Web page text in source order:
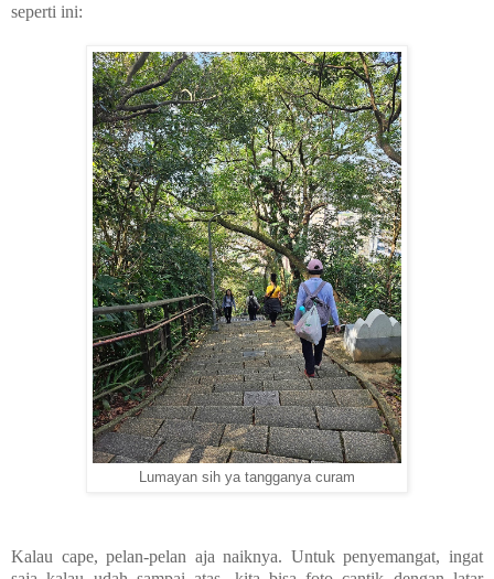
seperti ini:
Lumayan sih ya tangganya curam
Kalau cape, pelan-pelan aja naiknya. Untuk penyemangat, ingat